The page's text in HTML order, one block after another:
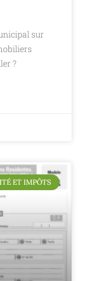
sur
?
ET IMPÔTS